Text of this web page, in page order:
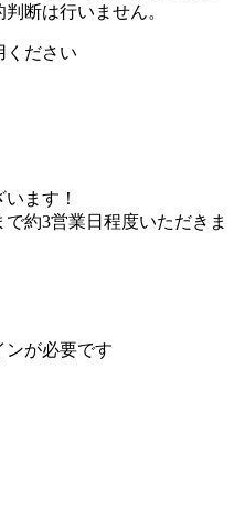
断は行いません。
ください
ます！
約3営業日程度いただきま
ンが必要です